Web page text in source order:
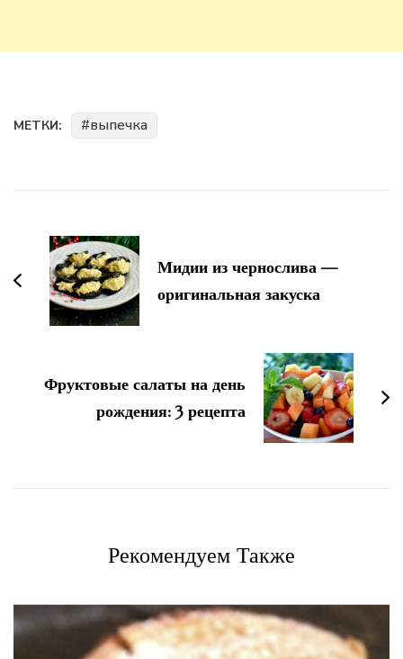
МЕТКИ: выпечка
записям
Мидии из чернослива —
оригинальная закуска
Фруктовые салаты на день
рождения: 3 рецепта
Рекомендуем Также